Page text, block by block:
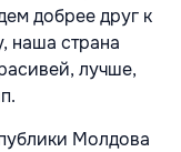
добрее друг к
наша страна
лучше,
Молдова